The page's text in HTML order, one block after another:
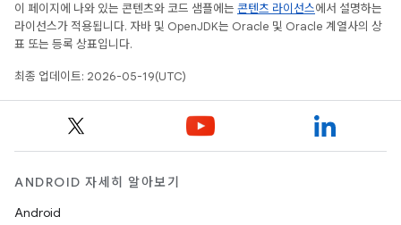
이 페이지에 나와 있는 콘텐츠와 코드 샘플에는 콘텐츠 라이선스에서 설명하는
라이선스가 적용됩니다. 자바 및 OpenJDK는 Oracle 및 Oracle 계열사의 상
표 또는 등록 상표입니다.
최종 업데이트: 2026-05-19(UTC)
ANDROID 자세히 알아보기
Android